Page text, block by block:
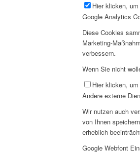
Hier klicken,
Google Analytics
Diese Cookies
Marketing-
verbessern.
Wenn Sie nicht
Hier klicken,
Andere externe
Wir nutzen auch
von Ihnen
erheblich
Google Webfont